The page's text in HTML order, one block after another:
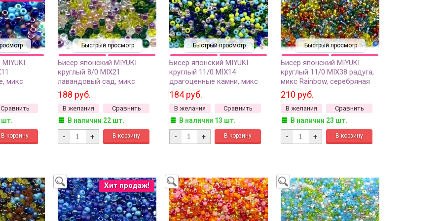
микс
Сравнить
шт.
Быстрый просмотр
Бисер японский MIYUKI
круглый 8/0 MIX21
лавандовый сад, микс
Lavander Garden, 10 грамм
188 руб.
В желания Сравнить
В наличии 22 шт.
- +
Быстрый просмотр
Бисер японский MIYUKI
круглый 11/0 MIX14
драгоценные камни, микс
Gemtones, 10 грамм
184 руб.
В желания Сравнить
В наличии 13 шт.
- +
Быстрый просмотр
Бисер японский MIYUKI
круглый 11/0 MIX38 радуга,
микс Rainbow, серебряная
линия внутри, 10 грамм
210 руб.
В желания Сравнить
В наличии 23 шт.
- +
Хит продаж!